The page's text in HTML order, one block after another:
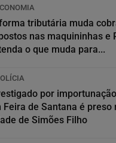
tributária muda
nas maquininhas e
o que muda para...
por
Feira de Santana é preso
de Simões Filho